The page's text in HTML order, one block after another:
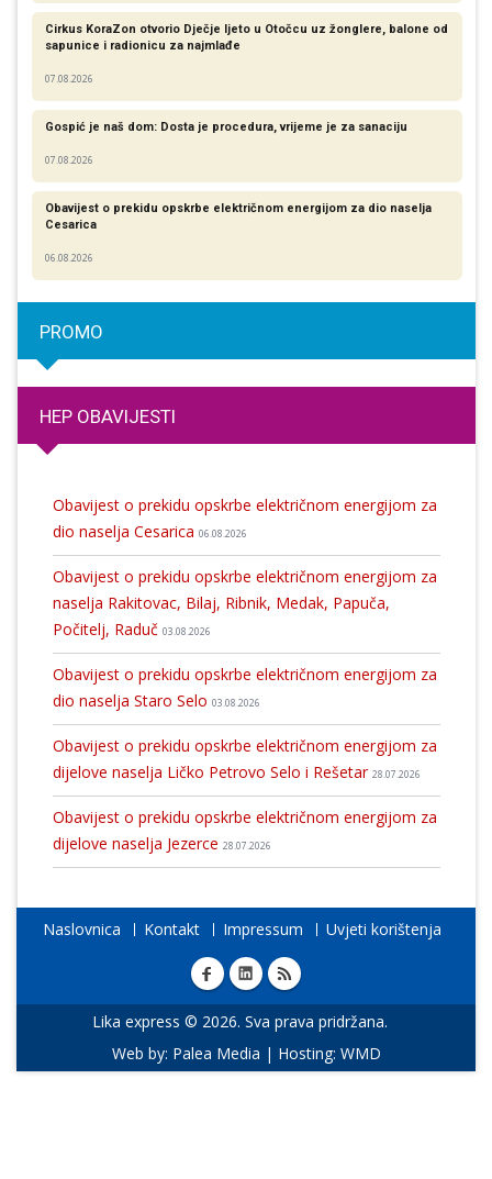
Cirkus KoraZon otvorio Dječje ljeto u Otočcu uz žonglere, balone od
sapunice i radionicu za najmlađe
07.08.2026
Gospić je naš dom: Dosta je procedura, vrijeme je za sanaciju
07.08.2026
Obavijest o prekidu opskrbe električnom energijom za dio naselja
Cesarica
06.08.2026
PROMO
HEP OBAVIJESTI
Obavijest o prekidu opskrbe električnom energijom za
dio naselja Cesarica 06.08.2026
Obavijest o prekidu opskrbe električnom energijom za
naselja Rakitovac, Bilaj, Ribnik, Medak, Papuča,
Počitelj, Raduč 03.08.2026
Obavijest o prekidu opskrbe električnom energijom za
dio naselja Staro Selo 03.08.2026
Obavijest o prekidu opskrbe električnom energijom za
dijelove naselja Ličko Petrovo Selo i Rešetar 28.07.2026
Obavijest o prekidu opskrbe električnom energijom za
dijelove naselja Jezerce 28.07.2026
Naslovnica Kontakt Impressum Uvjeti korištenja
Lika express © 2026. Sva prava pridržana.
Web by: Palea Media | Hosting: WMD